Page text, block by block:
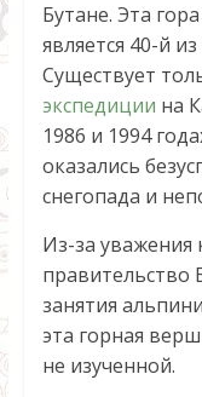
Бутане. Эта
является 40-й
Существует
экспедиции на
1986 и 1994
оказались
снегопада и
Из-за
правительство
занятия
эта горная
не изученной.